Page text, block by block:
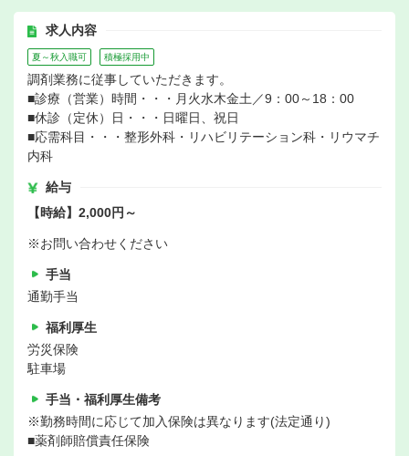
求人内容
夏～秋入職可 積極採用中
調剤業務に従事していただきます。
■診療（営業）時間・・・月火水木金土／9：00～18：00
■休診（定休）日・・・日曜日、祝日
■応需科目・・・整形外科・リハビリテーション科・リウマチ
内科
給与
【時給】2,000円～
※お問い合わせください
手当
通勤手当
福利厚生
労災保険
駐車場
手当・福利厚生備考
※勤務時間に応じて加入保険は異なります(法定通り)
■薬剤師賠償責任保険